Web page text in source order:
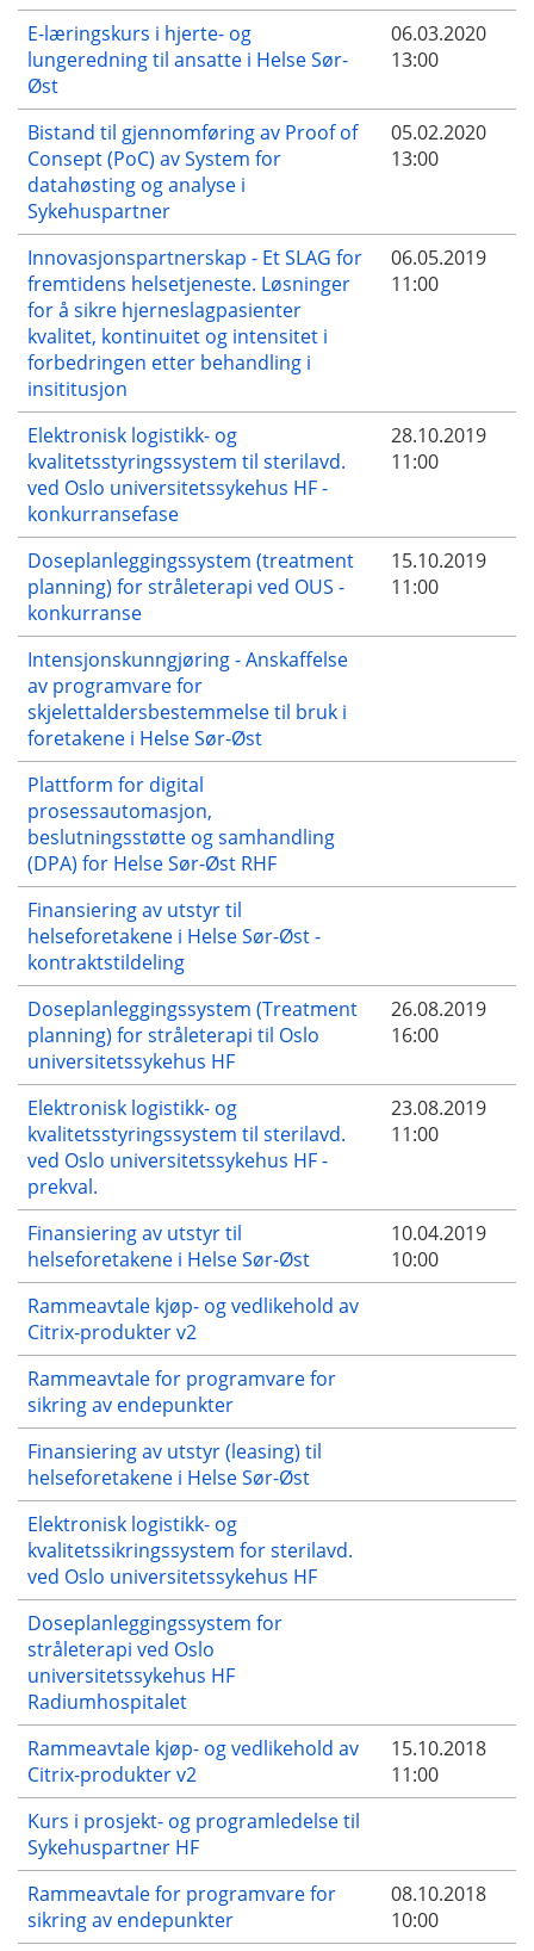
E-læringskurs i hjerte- og
lungeredning til ansatte i Helse Sør-
Øst
06.03.2020
13:00
Bistand til gjennomføring av Proof of
Consept (PoC) av System for
datahøsting og analyse i
Sykehuspartner
05.02.2020
13:00
Innovasjonspartnerskap - Et SLAG for
fremtidens helsetjeneste. Løsninger
for å sikre hjerneslagpasienter
kvalitet, kontinuitet og intensitet i
forbedringen etter behandling i
insititusjon
06.05.2019
11:00
Elektronisk logistikk- og
kvalitetsstyringssystem til sterilavd.
ved Oslo universitetssykehus HF -
konkurransefase
28.10.2019
11:00
Doseplanleggingssystem (treatment
planning) for stråleterapi ved OUS -
konkurranse
15.10.2019
11:00
Intensjonskunngjøring - Anskaffelse
av programvare for
skjelettaldersbestemmelse til bruk i
foretakene i Helse Sør-Øst
Plattform for digital
prosessautomasjon,
beslutningsstøtte og samhandling
(DPA) for Helse Sør-Øst RHF
Finansiering av utstyr til
helseforetakene i Helse Sør-Øst -
kontraktstildeling
Doseplanleggingssystem (Treatment
planning) for stråleterapi til Oslo
universitetssykehus HF
26.08.2019
16:00
Elektronisk logistikk- og
kvalitetsstyringssystem til sterilavd.
ved Oslo universitetssykehus HF -
prekval.
23.08.2019
11:00
Finansiering av utstyr til
helseforetakene i Helse Sør-Øst
10.04.2019
10:00
Rammeavtale kjøp- og vedlikehold av
Citrix-produkter v2
Rammeavtale for programvare for
sikring av endepunkter
Finansiering av utstyr (leasing) til
helseforetakene i Helse Sør-Øst
Elektronisk logistikk- og
kvalitetssikringssystem for sterilavd.
ved Oslo universitetssykehus HF
Doseplanleggingssystem for
stråleterapi ved Oslo
universitetssykehus HF
Radiumhospitalet
Rammeavtale kjøp- og vedlikehold av
Citrix-produkter v2
15.10.2018
11:00
Kurs i prosjekt- og programledelse til
Sykehuspartner HF
Rammeavtale for programvare for
sikring av endepunkter
08.10.2018
10:00